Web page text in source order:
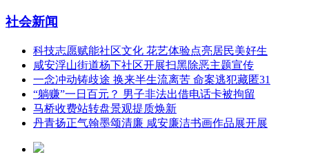
社会新闻
科技志愿赋能社区文化 花艺体验点亮居民美好生
咸安浮山街道杨下社区开展扫黑除恶主题宣传
一念冲动铸歧途 换来半生流离苦 命案逃犯藏匿31
“躺赚”一日百元？ 男子非法出借电话卡被拘留
马桥收费站转盘景观提质焕新
丹青扬正气翰墨颂清廉 咸安廉洁书画作品展开展